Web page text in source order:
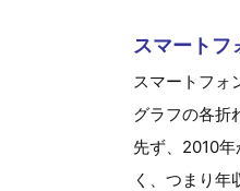
スマートフ
スマートフォ
グラフの各折
先ず、2010
く、つまり